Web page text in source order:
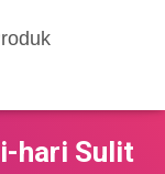
hari Sulit